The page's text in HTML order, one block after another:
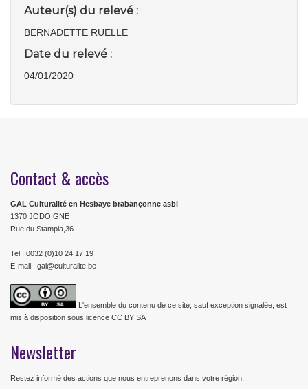
Auteur(s) du relevé :
BERNADETTE RUELLE
Date du relevé :
04/01/2020
Contact & accès
GAL Culturalité en Hesbaye brabançonne asbl
1370 JODOIGNE
Rue du Stampia,36
Tel : 0032 (0)10 24 17 19
E-mail : gal@culturalite.be
L'ensemble du contenu de ce site, sauf exception signalée, est
mis à disposition sous licence CC BY SA
Newsletter
Restez informé des actions que nous entreprenons dans votre région...